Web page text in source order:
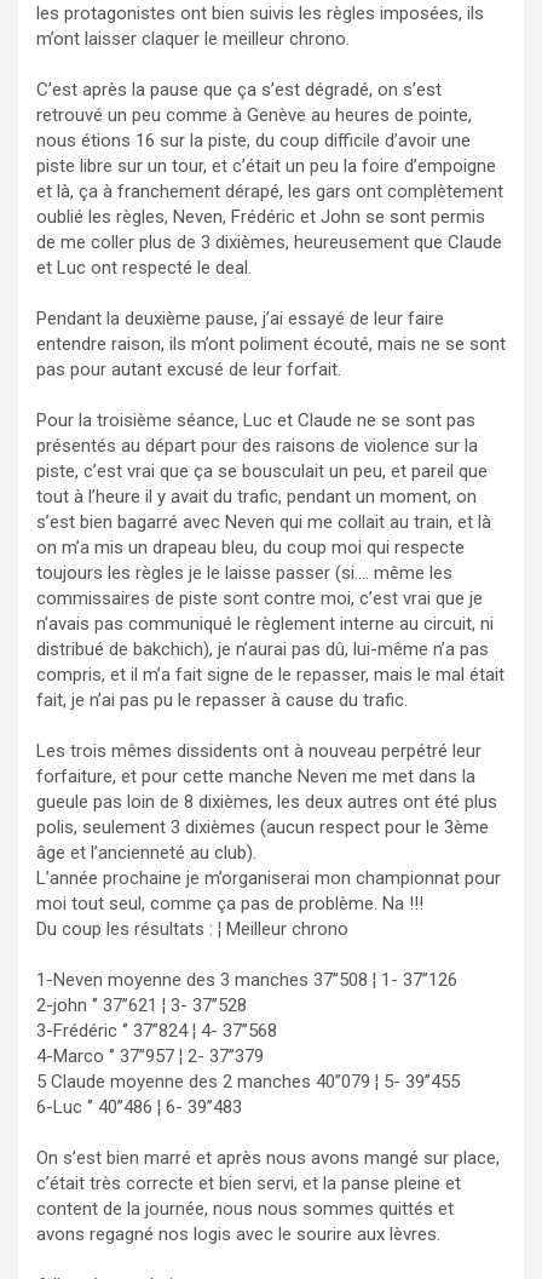
les protagonistes ont bien suivis les règles imposées, ils
m’ont laisser claquer le meilleur chrono.
C’est après la pause que ça s’est dégradé, on s’est
retrouvé un peu comme à Genève au heures de pointe,
nous étions 16 sur la piste, du coup difficile d’avoir une
piste libre sur un tour, et c’était un peu la foire d’empoigne
et là, ça à franchement dérapé, les gars ont complètement
oublié les règles, Neven, Frédéric et John se sont permis
de me coller plus de 3 dixièmes, heureusement que Claude
et Luc ont respecté le deal.
Pendant la deuxième pause, j’ai essayé de leur faire
entendre raison, ils m’ont poliment écouté, mais ne se sont
pas pour autant excusé de leur forfait.
Pour la troisième séance, Luc et Claude ne se sont pas
présentés au départ pour des raisons de violence sur la
piste, c’est vrai que ça se bousculait un peu, et pareil que
tout à l’heure il y avait du trafic, pendant un moment, on
s’est bien bagarré avec Neven qui me collait au train, et là
on m’a mis un drapeau bleu, du coup moi qui respecte
toujours les règles je le laisse passer (si…. même les
commissaires de piste sont contre moi, c’est vrai que je
n’avais pas communiqué le règlement interne au circuit, ni
distribué de bakchich), je n’aurai pas dû, lui-même n’a pas
compris, et il m’a fait signe de le repasser, mais le mal était
fait, je n’ai pas pu le repasser à cause du trafic.
Les trois mêmes dissidents ont à nouveau perpétré leur
forfaiture, et pour cette manche Neven me met dans la
gueule pas loin de 8 dixièmes, les deux autres ont été plus
polis, seulement 3 dixièmes (aucun respect pour le 3ème
âge et l’ancienneté au club).
L’année prochaine je m’organiserai mon championnat pour
moi tout seul, comme ça pas de problème. Na !!!
Du coup les résultats : ¦ Meilleur chrono
1-Neven moyenne des 3 manches 37’’508 ¦ 1- 37’’126
2-john ‘’ 37’’621 ¦ 3- 37’’528
3-Frédéric ‘’ 37’’824 ¦ 4- 37’’568
4-Marco ‘’ 37’’957 ¦ 2- 37’’379
5 Claude moyenne des 2 manches 40’’079 ¦ 5- 39’’455
6-Luc ‘’ 40’’486 ¦ 6- 39’’483
On s’est bien marré et après nous avons mangé sur place,
c’était très correcte et bien servi, et la panse pleine et
content de la journée, nous nous sommes quittés et
avons regagné nos logis avec le sourire aux lèvres.